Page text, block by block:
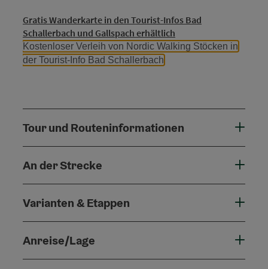
Gratis Wanderkarte in den Tourist-Infos Bad
Schallerbach und Gallspach erhältlich
Kostenloser Verleih von Nordic Walking Stöcken in
der Tourist-Info Bad Schallerbach
Tour und Routeninformationen
An der Strecke
Varianten & Etappen
Anreise/Lage